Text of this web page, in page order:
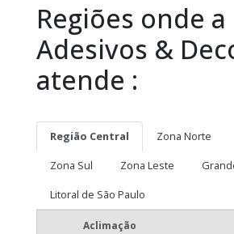
Regiões onde a
Adesivos &
atende :
Região Central Zona Norte
Zona Sul
Zona Leste
Litoral de São Paulo
Aclimação